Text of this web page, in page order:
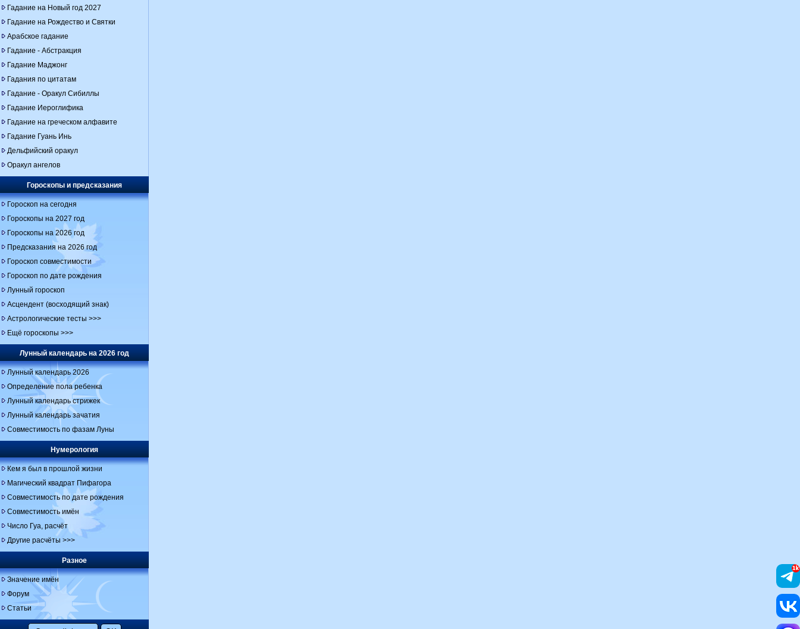
Гадание на Новый год 2027
Гадание на Рождество и Святки
Арабское гадание
Гадание - Абстракция
Гадание Маджонг
Гадания по цитатам
Гадание - Оракул Сибиллы
Гадание Иероглифика
Гадание на греческом алфавите
Гадание Гуань Инь
Дельфийский оракул
Оракул ангелов
Гороскопы и предсказания
Гороскоп на сегодня
Гороскопы на 2027 год
Гороскопы на 2026 год
Предсказания на 2026 год
Гороскоп совместимости
Гороскоп по дате рождения
Лунный гороскоп
Асцендент (восходящий знак)
Астрологические тесты >>>
Ещё гороскопы >>>
Лунный календарь на 2026 год
Лунный календарь 2026
Определение пола ребенка
Лунный календарь стрижек
Лунный календарь зачатия
Совместимость по фазам Луны
Нумерология
Кем я был в прошлой жизни
Магический квадрат Пифагора
Совместимость по дате рождения
Совместимость имён
Число Гуа, расчёт
Другие расчёты >>>
Разное
Значение имён
Форум
Статьи